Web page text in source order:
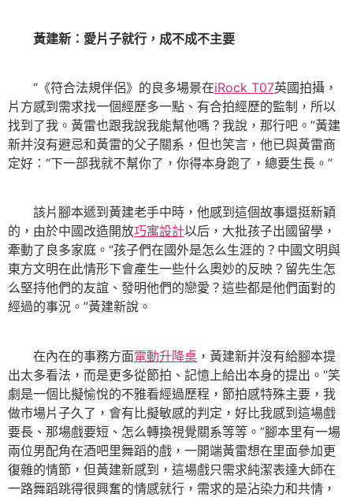
黃建新：愛片子就行，成不成不主要
“《符合法規伴侶》的良多場景在iRock T07英國拍攝，
片方感到需求找一個經歷多一點、有合拍經歷的監制，所以
找到了我。黃雷也跟我說我能幫他嗎？我說，那行吧。”黃建
新并沒有避忌和黃雷的父子關系，但也笑言，他已與黃雷商
定好：“下一部我就不幫你了，你得本身跑了，總要生長。”
該片腳本遞到黃建老手中時，他感到這個故事還挺新穎
的，由於中國改造開放巧寓設計以后，大批孩子出國留學，
牽動了良多家庭。“孩子們在國外是怎么生涯的？中國文明與
東方文明在此情形下會產生一些什么奧妙的反映？留先生怎
么堅持他們的友誼、發明他們的戀愛？這些都是他們面對的
經過的事況。”黃建新說。
在內在的事務方面電動升降桌 ，黃建新并沒有給腳本提
出太多看法，而是更多從節拍、記憶上給出本身的提出。“笑
劇是一個比擬愉悅的不雅看經過歷程，節拍感特殊主要，我
做市場片子久了，會有比擬敏感的判定，好比我感到這場戲
要長、那場戲要短、怎么轉換視覺關系等等。”腳本里有一場
兩位男配角在酒吧里舞蹈的戲，一開端黃雷想在里面參加更
復雜的情節，但黃建新感到，這場戲只需求純潔表達大師在
一路舞蹈跳得很興奮的情感就行，需求的是沾染力和共情，